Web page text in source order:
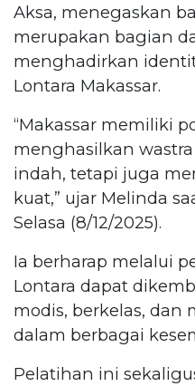
Aksa, menegaskan
merupakan bagian
menghadirkan
Lontara Makassar.
“Makassar memiliki
menghasilkan
indah, tetapi juga
kuat,” ujar Melinda
Selasa (8/12/2025).
Ia berharap melalui
Lontara dapat
modis, berkelas, dan
dalam berbagai
Pelatihan ini